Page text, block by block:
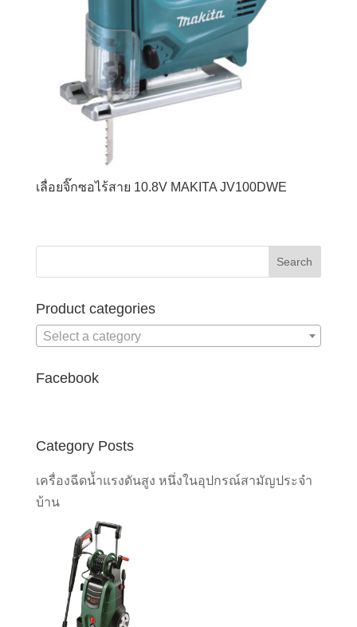
เลื่อยจิ๊กซอไร้สาย 10.8V MAKITA JV100DWE
Product categories
Select a category
Facebook
Category Posts
เครื่องฉีดน้ำแรงดันสูง หนึ่งในอุปกรณ์สามัญประจำ
บ้าน